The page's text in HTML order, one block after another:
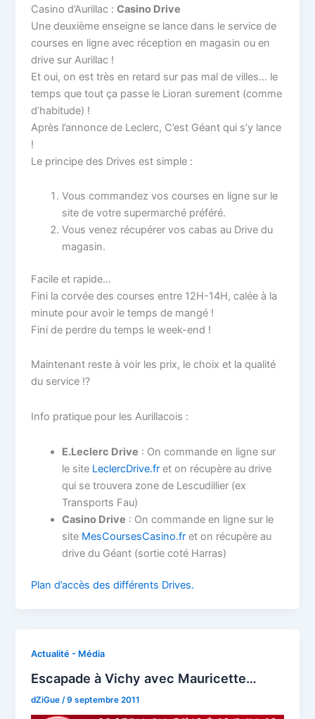
Casino d’Aurillac :Casino Drive
Une deuxième enseigne se lance dans le service de
courses en ligne avec réception en magasin ou en
drive sur Aurillac !
Et oui, on est très en retard sur pas mal de villes… le
temps que tout ça passe le Lioran surement (comme
d’habitude) !
Après l’annonce de Leclerc, C’est Géant qui s’y lance
!
Le principe des Drives est simple :
Vous commandez vos courses en ligne sur le
site de votre supermarché préféré.
Vous venez récupérer vos cabas au Drive du
magasin.
Facile et rapide…
Fini la corvée des courses entre 12H-14H, calée à la
minute pour avoir le temps de mangé !
Fini de perdre du temps le week-end !
Maintenant reste à voir les prix, le choix et la qualité
du service !?
Info pratique pour les Aurillacois :
E.Leclerc Drive : On commande en ligne sur
le site LeclercDrive.fr et on récupère au drive
qui se trouvera zone de Lescudillier (ex
Transports Fau)
Casino Drive : On commande en ligne sur le
site MesCoursesCasino.fr et on récupère au
drive du Géant (sortie coté Harras)
Plan d’accès des différents Drives.
Actualité - Média
Escapade à Vichy avec Mauricette…
dZiGue/9 septembre 2011